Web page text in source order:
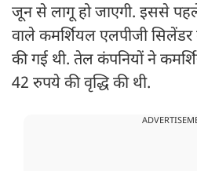
जून से लागू हो जाएगी. इससे
वाले कमर्शियल एलपीजी सिलेंडर
की गई थी. तेल कंपनियों ने
42 रुपये की वृद्धि की थी.